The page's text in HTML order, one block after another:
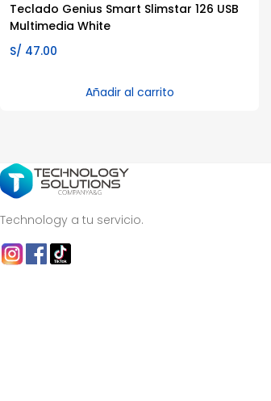
Teclado Genius Smart Slimstar 126 USB
Multimedia White
S/ 47.00
Añadir al carrito
Technology a tu servicio.